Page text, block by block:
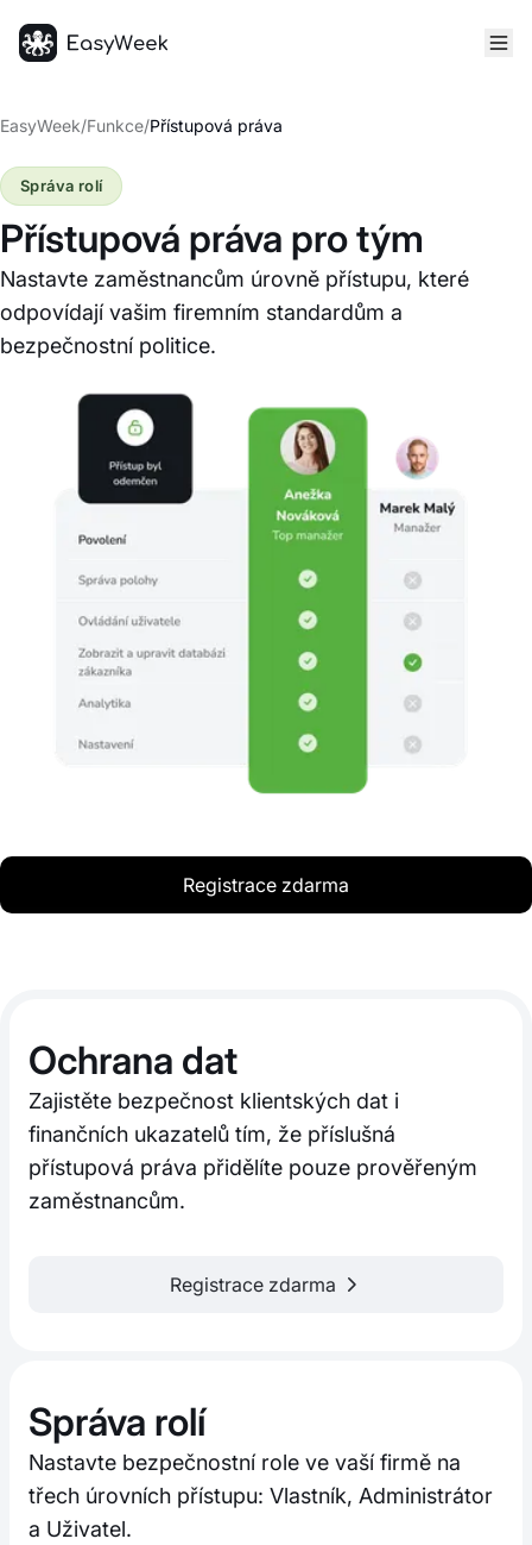
EasyWeek/Funkce/Přístupová práva
Přístupová práva pro tým
Nastavte zaměstnancům úrovně přístupu, které
odpovídají vašim firemním standardům a
bezpečnostní politice.
Správa rolí
Registrace zdarma
Ochrana dat
Zajistěte bezpečnost klientských dat i
finančních ukazatelů tím, že příslušná
přístupová práva přidělíte pouze prověřeným
zaměstnancům.
Registrace zdarma
Správa rolí
Nastavte bezpečnostní role ve vaší firmě na
třech úrovních přístupu: Vlastník, Administrátor
a Uživatel.